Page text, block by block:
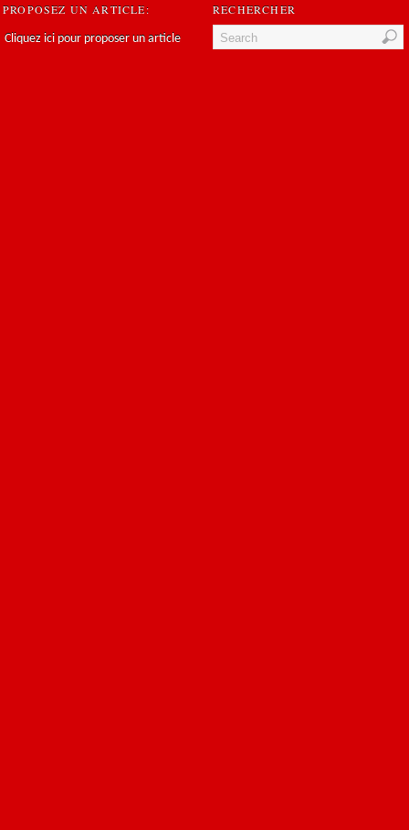
PROPOSEZ UN ARTICLE:
Cliquez ici pour proposer un article
RECHERCHER